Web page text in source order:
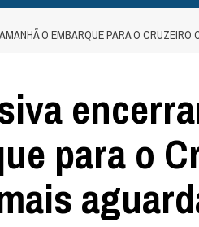
O EMBARQUE PARA O
para o